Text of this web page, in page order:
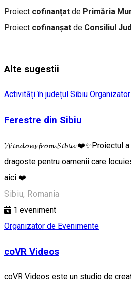
Proiect cofinanțat de Primăria
Proiect cofinanșat de Consiliul
Alte sugestii
Activități în județul Sibiu
Ferestre din Sibiu
𝓦𝓲𝓷𝓭𝓸𝔀𝓼 𝓯𝓻𝓸𝓶 𝓢𝓲𝓫𝓲𝓾 ❤️✨Proiectul
dragoste pentru oamenii care
aici ❤️
Sibiu, Romania
1 eveniment
Organizator de Evenimente
coVR Videos
coVR Videos este un studio de